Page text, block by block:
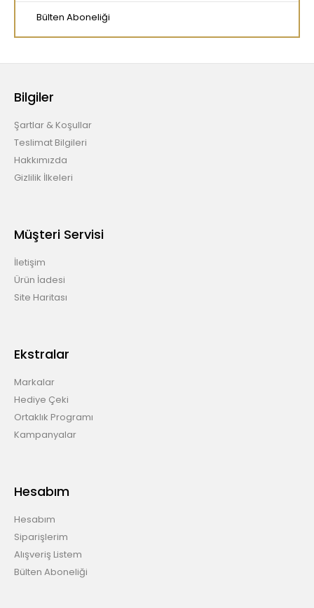
Bülten Aboneliği
Bilgiler
Şartlar & Koşullar
Teslimat Bilgileri
Hakkımızda
Gizlilik İlkeleri
Müşteri Servisi
İletişim
Ürün İadesi
Site Haritası
Ekstralar
Markalar
Hediye Çeki
Ortaklık Programı
Kampanyalar
Hesabım
Hesabım
Siparişlerim
Alışveriş Listem
Bülten Aboneliği